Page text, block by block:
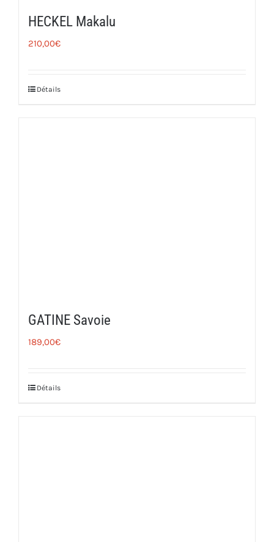
HECKEL Makalu
210,00€
Détails
GATINE Savoie
189,00€
Détails